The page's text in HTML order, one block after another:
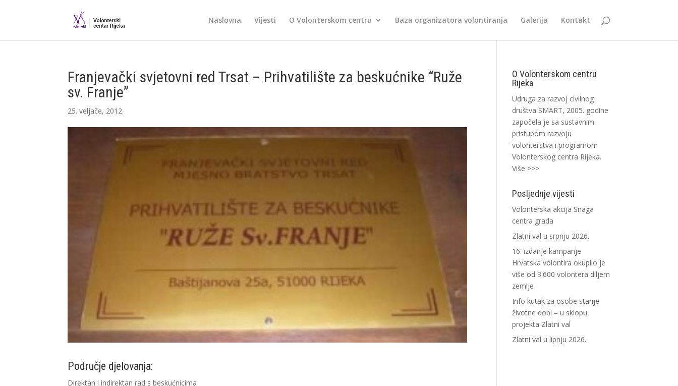
Naslovna Vijesti O Volonterskom centru Baza organizatora volontiranja Galerija Kontakt
Franjevački svjetovni red Trsat – Prihvatilište za beskućnike “Ruže
sv. Franje”
25. veljače, 2012.
Područje djelovanja:
Direktan i indirektan rad s beskućnicima
O Volonterskom centru
Rijeka
Udruga za razvoj civilnog
društva SMART, 2005. godine
započela je sa sustavnim
pristupom razvoju
volonterstva i programom
Volonterskog centra Rijeka.
Više >>>
Posljednje vijesti
Volonterska akcija Snaga
centra grada
Zlatni val u srpnju 2026.
16. izdanje kampanje
Hrvatska volontira okupilo je
više od 3.600 volontera diljem
zemlje
Info kutak za osobe starije
životne dobi – u sklopu
projekta Zlatni val
Zlatni val u lipnju 2026.